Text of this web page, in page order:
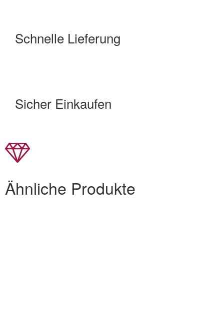
Schnelle Lieferung
Sicher Einkaufen
Ähnliche Produkte